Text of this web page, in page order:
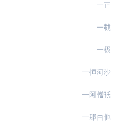
一正
一载
一极
一恒河沙
一阿僧祇
一那由他